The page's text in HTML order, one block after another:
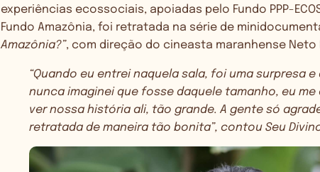
experiências ecossociais, apoiadas pelo Fundo PPP-
Fundo Amazônia, foi retratada na série de
Amazônia?”, com direção do cineasta maranhense Neto
“Quando eu entrei naquela sala, foi uma surpresa
nunca imaginei que fosse daquele tamanho, eu
ver nossa história ali, tão grande. A gente só
retratada de maneira tão bonita”, contou Seu